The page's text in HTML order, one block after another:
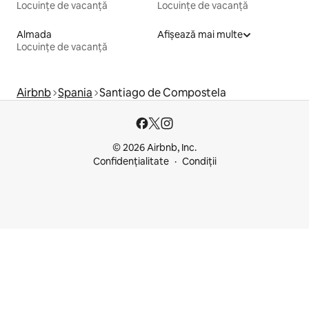
Locuințe de vacanță Locuințe de vacanță
Almada
Locuințe de vacanță
Afișează mai multe
Airbnb Spania Santiago de Compostela
© 2026 Airbnb, Inc.
Confidențialitate
Condiții